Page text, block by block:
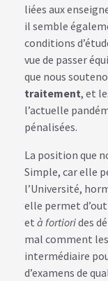
liées aux
il semble
conditions
vue de passer
que nous
traitement, et
l’actuelle
pénalisées.
La position que
Simple, car elle
l’Université,
elle permet
et à fortiorides
mal comment
intermédiaire
d’examens de